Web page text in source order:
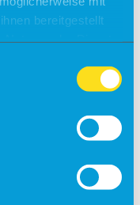
bereitgestellt